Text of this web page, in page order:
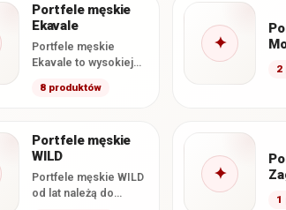
Portfele męskie
Ekavale
Portfele męskie
Ekavale to wysokiej
wykonane ze skóry
z
charakterystycznym…
8 produktów
✦
2
Portfele męskie
WILD
Portfele męskie WILD
od lat należą do
✦
1